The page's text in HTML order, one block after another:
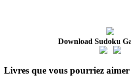
Download Sudoku
Livres que vous pourriez aimer